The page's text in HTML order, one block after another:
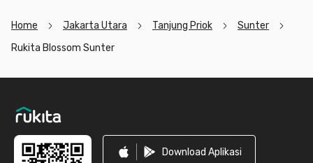
Home Jakarta Utara Tanjung Priok
Sunter
Rukita Blossom Sunter
Download Aplikasi